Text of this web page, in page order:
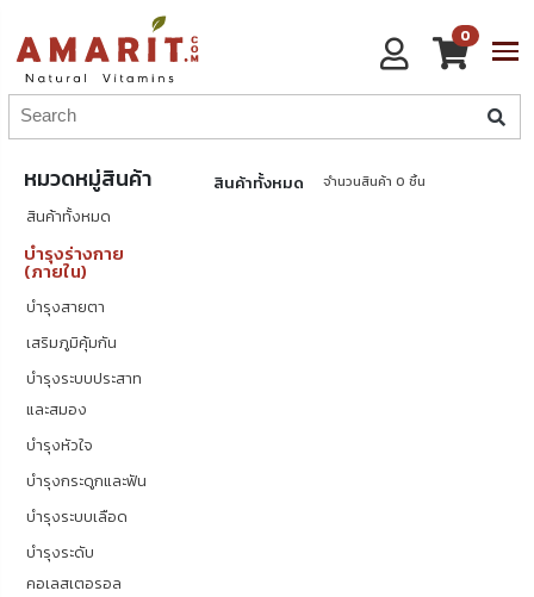
0
หมวดหมู่สินค้า
สินค้าทั้งหมด
บำรุงร่างกาย
(ภายใน)
บำรุงสายตา
เสริมภูมิคุ้มกัน
บำรุงระบบประสาท
และสมอง
บำรุงหัวใจ
บำรุงกระดูกและฟัน
บำรุงระบบเลือด
บำรุงระดับ
คอเลสเตอรอล
สินค้าทั้งหมด จำนวนสินค้า0 ชิ้น